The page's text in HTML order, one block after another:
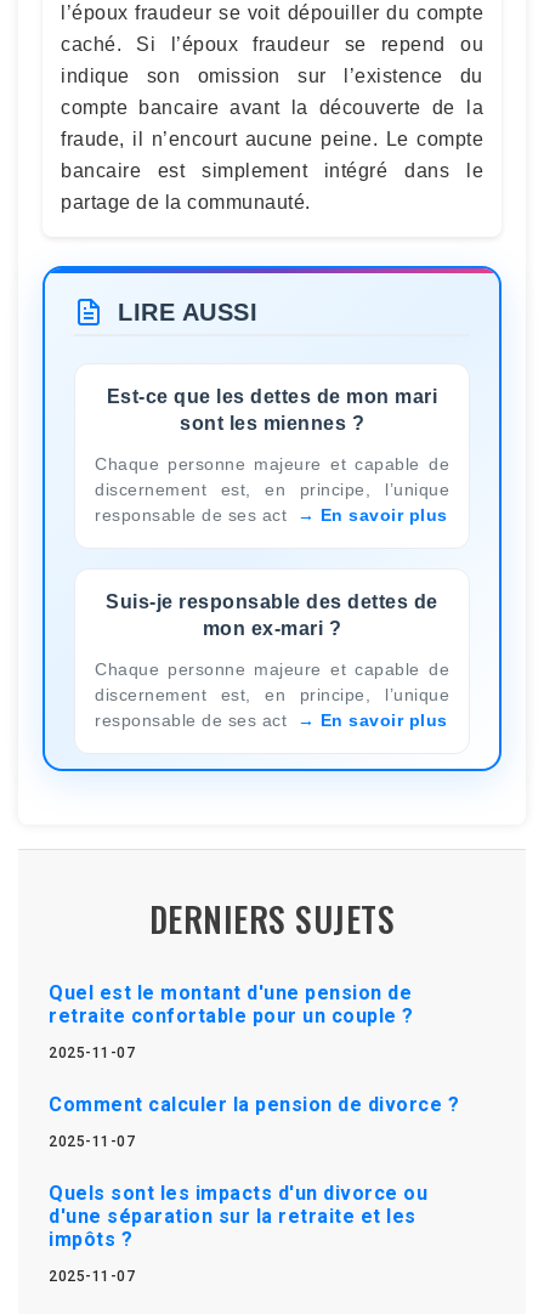
l’époux fraudeur se voit dépouiller du compte
caché. Si l’époux fraudeur se repend ou
indique son omission sur l’existence du
compte bancaire avant la découverte de la
fraude, il n’encourt aucune peine. Le compte
bancaire est simplement intégré dans le
partage de la communauté.
LIRE AUSSI
Est-ce que les dettes de mon mari
sont les miennes ?
Chaque personne majeure et capable de
discernement est, en principe, l’unique
responsable de ses act
En savoir plus
Suis-je responsable des dettes de
mon ex-mari ?
Chaque personne majeure et capable de
discernement est, en principe, l’unique
responsable de ses act
En savoir plus
DERNIERS SUJETS
Quel est le montant d'une pension de
retraite confortable pour un couple ?
2025-11-07
Comment calculer la pension de divorce ?
2025-11-07
Quels sont les impacts d'un divorce ou
d'une séparation sur la retraite et les
impôts ?
2025-11-07